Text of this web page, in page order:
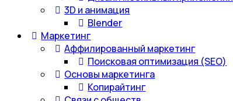
3D и анимация
Blender
Маркетинг
Аффилированный маркетинг
Поисковая оптимизация (SEO)
Основы маркетинга
Копирайтинг